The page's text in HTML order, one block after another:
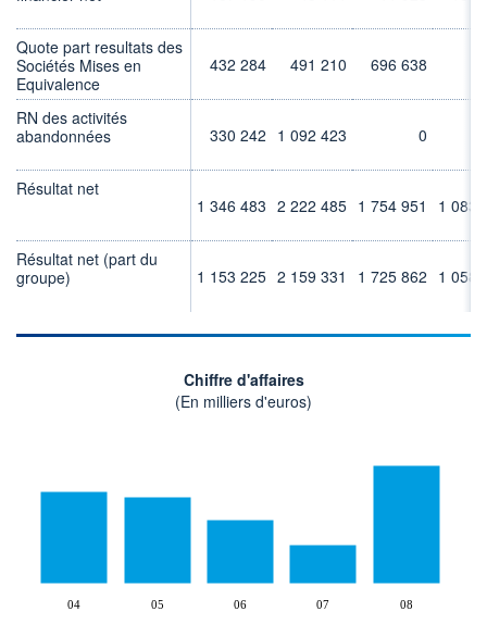
BAISSE
105,090 0,000
RENDEMENT
ESTIMÉ 2026
2,59%
PER ESTIMÉ
12,24
DERNIER
06.08.26 / 22:00:00
BOURSOVIE LUX
Quote part resultats des
Sociétés Mises en
Equivalence
432 284 491 210 696 638
RN des activités
abandonnées
330 242 1 092 423 0
Résultat net
1 346 483 2 222 485 1 754 951 1 083
Résultat net (part du
groupe)
1 153 225 2 159 331 1 725 862 1 058
Chiffre d'affaires
(En milliers d'euros)
04 05 06 07 08